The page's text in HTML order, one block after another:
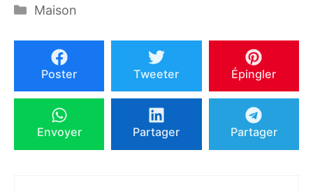
Catégories
Maison
Poster Tweeter Épingler
Envoyer Partager Partager